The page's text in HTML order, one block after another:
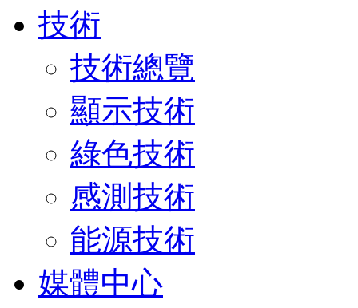
技術
技術總覽
顯示技術
綠色技術
感測技術
能源技術
媒體中心